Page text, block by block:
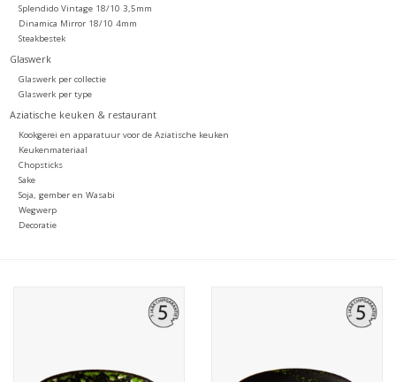
Splendido Vintage 18/10 3,5mm
Dinamica Mirror 18/10 4mm
Steakbestek
Glaswerk
Glaswerk per collectie
Glaswerk per type
Aziatische keuken & restaurant
Kookgerei en apparatuur voor de Aziatische keuken
Keukenmateriaal
Chopsticks
Sake
Soja, gember en Wasabi
Wegwerp
Decoratie